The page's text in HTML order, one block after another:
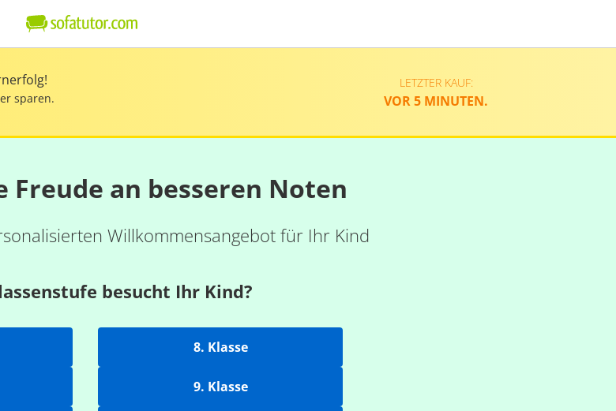
sparen.
LETZTER KAUF:
VOR 5 MINUTEN.
Freude an besseren Noten
Willkommensangebot für Ihr Kind
besucht Ihr Kind?
8. Klasse
9. Klasse